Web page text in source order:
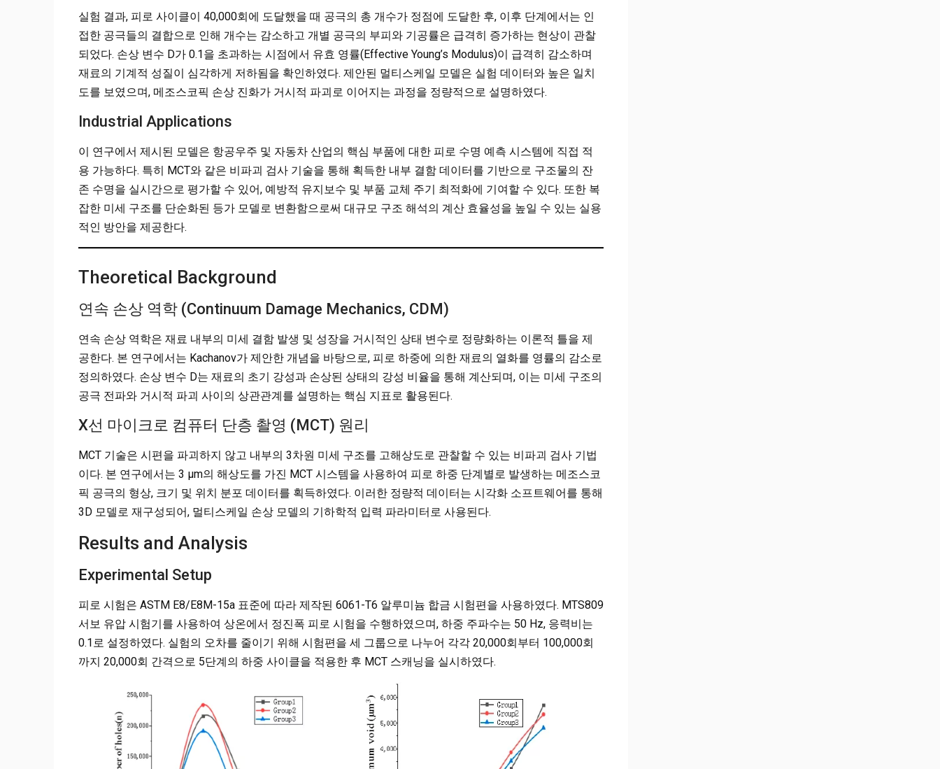
실험 결과, 피로 사이클이 40,000회에 도달했을 때 공극의 총 개수가 정점에 도달한 후, 이후 단계에서는 인
접한 공극들의 결합으로 인해 개수는 감소하고 개별 공극의 부피와 기공률은 급격히 증가하는 현상이 관찰
되었다. 손상 변수 D가 0.1을 초과하는 시점에서 유효 영률(Effective Young’s Modulus)이 급격히 감소하며
재료의 기계적 성질이 심각하게 저하됨을 확인하였다. 제안된 멀티스케일 모델은 실험 데이터와 높은 일치
도를 보였으며, 메조스코픽 손상 진화가 거시적 파괴로 이어지는 과정을 정량적으로 설명하였다.
Industrial Applications
이 연구에서 제시된 모델은 항공우주 및 자동차 산업의 핵심 부품에 대한 피로 수명 예측 시스템에 직접 적
용 가능하다. 특히 MCT와 같은 비파괴 검사 기술을 통해 획득한 내부 결함 데이터를 기반으로 구조물의 잔
존 수명을 실시간으로 평가할 수 있어, 예방적 유지보수 및 부품 교체 주기 최적화에 기여할 수 있다. 또한 복
잡한 미세 구조를 단순화된 등가 모델로 변환함으로써 대규모 구조 해석의 계산 효율성을 높일 수 있는 실용
적인 방안을 제공한다.
Theoretical Background
연속 손상 역학 (Continuum Damage Mechanics, CDM)
연속 손상 역학은 재료 내부의 미세 결함 발생 및 성장을 거시적인 상태 변수로 정량화하는 이론적 틀을 제
공한다. 본 연구에서는 Kachanov가 제안한 개념을 바탕으로, 피로 하중에 의한 재료의 열화를 영률의 감소로
정의하였다. 손상 변수 D는 재료의 초기 강성과 손상된 상태의 강성 비율을 통해 계산되며, 이는 미세 구조의
공극 전파와 거시적 파괴 사이의 상관관계를 설명하는 핵심 지표로 활용된다.
X선 마이크로 컴퓨터 단층 촬영 (MCT) 원리
MCT 기술은 시편을 파괴하지 않고 내부의 3차원 미세 구조를 고해상도로 관찰할 수 있는 비파괴 검사 기법
이다. 본 연구에서는 3 µm의 해상도를 가진 MCT 시스템을 사용하여 피로 하중 단계별로 발생하는 메조스코
픽 공극의 형상, 크기 및 위치 분포 데이터를 획득하였다. 이러한 정량적 데이터는 시각화 소프트웨어를 통해
3D 모델로 재구성되어, 멀티스케일 손상 모델의 기하학적 입력 파라미터로 사용된다.
Results and Analysis
Experimental Setup
피로 시험은 ASTM E8/E8M-15a 표준에 따라 제작된 6061-T6 알루미늄 합금 시험편을 사용하였다. MTS809
서보 유압 시험기를 사용하여 상온에서 정진폭 피로 시험을 수행하였으며, 하중 주파수는 50 Hz, 응력비는
0.1로 설정하였다. 실험의 오차를 줄이기 위해 시험편을 세 그룹으로 나누어 각각 20,000회부터 100,000회
까지 20,000회 간격으로 5단계의 하중 사이클을 적용한 후 MCT 스캐닝을 실시하였다.